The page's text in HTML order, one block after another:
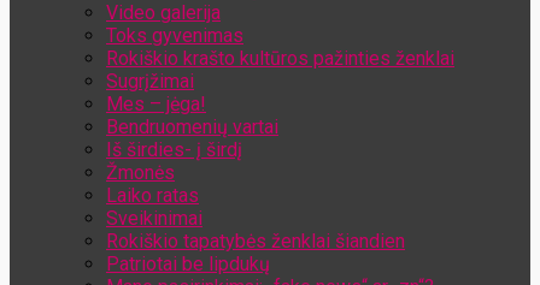
Video galerija
Toks gyvenimas
Rokiškio krašto kultūros pažinties ženklai
Sugrįžimai
Mes – jėga!
Bendruomenių vartai
Iš širdies- į širdį
Žmonės
Laiko ratas
Sveikinimai
Rokiškio tapatybės ženklai šiandien
Patriotai be lipdukų